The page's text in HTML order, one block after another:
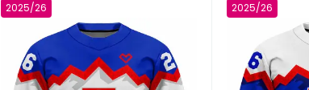
2025/26 2025/26